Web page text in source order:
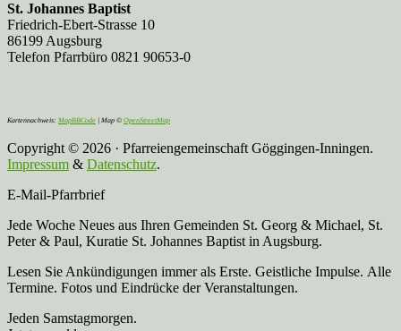
St. Johannes Baptist
Friedrich-Ebert-Strasse 10
86199 Augsburg
Telefon Pfarrbüro 0821 90653-0
Kartennachweis: MapBBCode | Map © OpenStreetMap
Copyright © 2026 · Pfarreiengemeinschaft Göggingen-Inningen.
Impressum & Datenschutz.
E-Mail-Pfarrbrief
Jede Woche Neues aus Ihren Gemeinden St. Georg & Michael, St.
Peter & Paul, Kuratie St. Johannes Baptist in Augsburg.
Lesen Sie Ankündigungen immer als Erste. Geistliche Impulse. Alle
Termine. Fotos und Eindrücke der Veranstaltungen.
Jeden Samstagmorgen.